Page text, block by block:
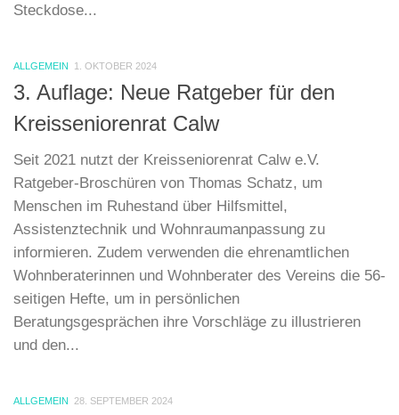
Steckdose...
ALLGEMEIN 1. OKTOBER 2024
3. Auflage: Neue Ratgeber für den
Kreisseniorenrat Calw
Seit 2021 nutzt der Kreisseniorenrat Calw e.V.
Ratgeber-Broschüren von Thomas Schatz, um
Menschen im Ruhestand über Hilfsmittel,
Assistenztechnik und Wohnraumanpassung zu
informieren. Zudem verwenden die ehrenamtlichen
Wohnberaterinnen und Wohnberater des Vereins die 56-
seitigen Hefte, um in persönlichen
Beratungsgesprächen ihre Vorschläge zu illustrieren
und den...
ALLGEMEIN 28. SEPTEMBER 2024